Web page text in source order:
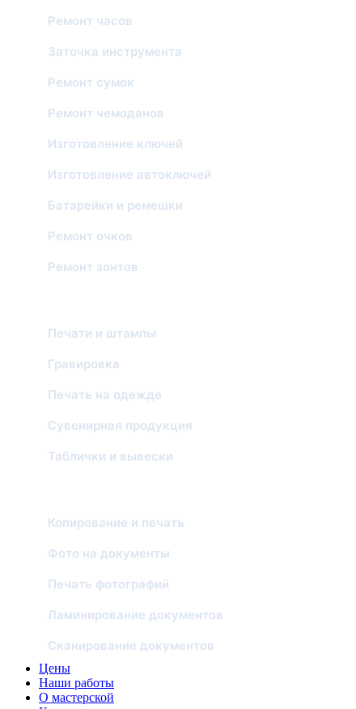
Ремонт часов
Заточка инструмента
Ремонт сумок
Ремонт чемоданов
Изготовление ключей
Изготовление автоключей
Батарейки и ремешки
Ремонт очков
Ремонт зонтов
Печати и штампы
Гравировка
Печать на одежде
Сувенирная продукция
Таблички и вывески
Копирование и печать
Фото на документы
Печать фотографий
Ламинирование документов
Сканирование документов
Цены
Наши работы
О мастерской